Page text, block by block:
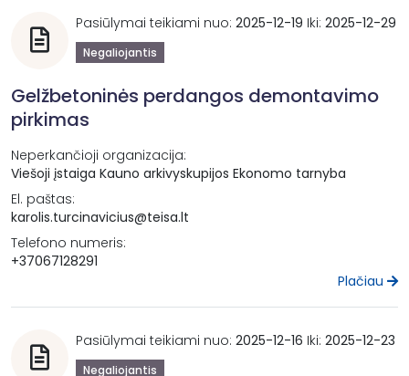
Pasiūlymai teikiami nuo: 2025-12-19 Iki: 2025-12-29
Negaliojantis
Gelžbetoninės perdangos demontavimo
pirkimas
Neperkančioji organizacija:
Viešoji įstaiga Kauno arkivyskupijos Ekonomo tarnyba
El. paštas:
karolis.turcinavicius@teisa.lt
Telefono numeris:
+37067128291
Plačiau
Pasiūlymai teikiami nuo: 2025-12-16 Iki: 2025-12-23
Negaliojantis